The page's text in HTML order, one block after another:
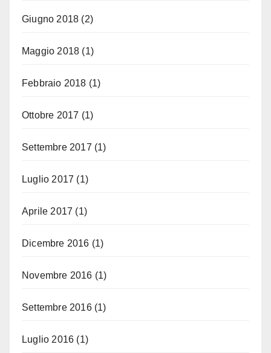
Giugno 2018 (2)
Maggio 2018 (1)
Febbraio 2018 (1)
Ottobre 2017 (1)
Settembre 2017 (1)
Luglio 2017 (1)
Aprile 2017 (1)
Dicembre 2016 (1)
Novembre 2016 (1)
Settembre 2016(1)
Luglio 2016 (1)